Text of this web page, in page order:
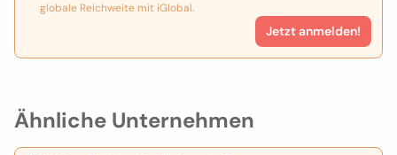
Ähnliche Unternehmen
globale Reichweite mit iGlobal.
Jetzt anmelden!